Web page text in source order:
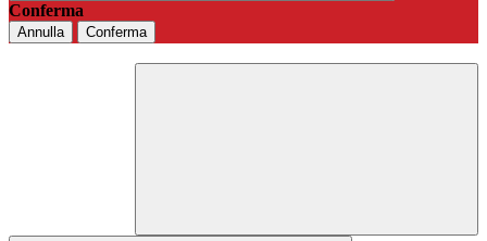
Conferma
Annulla Conferma